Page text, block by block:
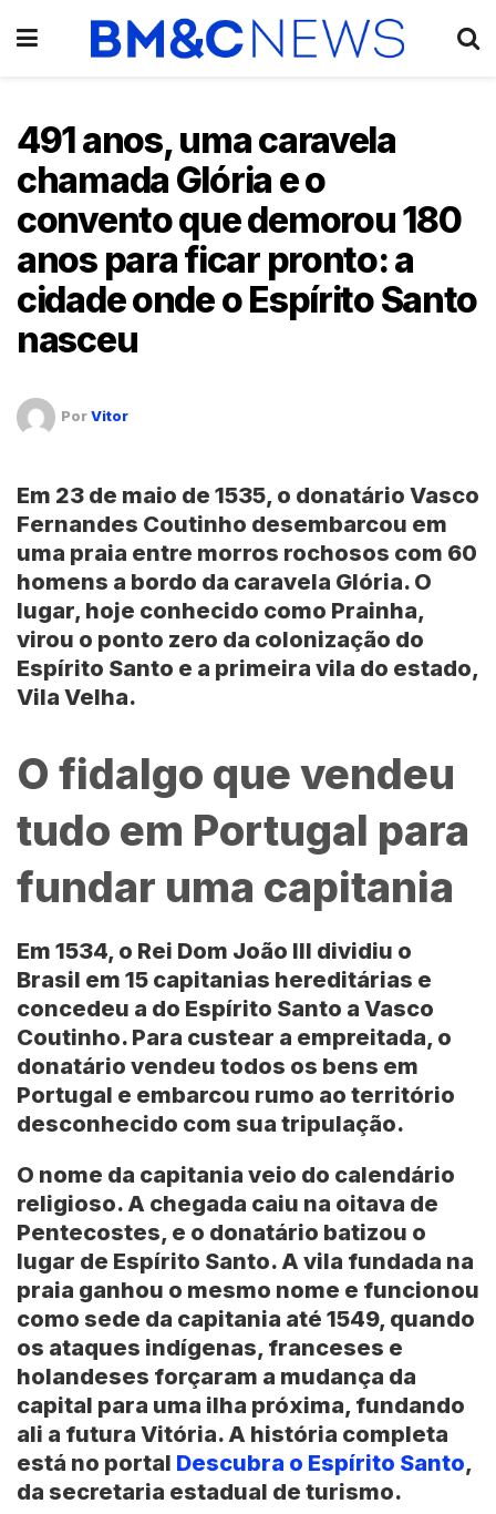
491 anos, uma caravela
chamada Glória e o
convento que demorou 180
anos para ficar pronto: a
cidade onde o Espírito Santo
nasceu
PorVitor
Em 23 de maio de 1535, o donatário Vasco
Fernandes Coutinho desembarcou em
uma praia entre morros rochosos com 60
homens a bordo da caravela Glória. O
lugar, hoje conhecido como Prainha,
virou o ponto zero da colonização do
Espírito Santo e a primeira vila do estado,
Vila Velha.
O fidalgo que vendeu
tudo em Portugal para
fundar uma capitania
Em 1534, o Rei Dom João III dividiu o
Brasil em 15 capitanias hereditárias e
concedeu a do Espírito Santo a Vasco
Coutinho. Para custear a empreitada, o
donatário vendeu todos os bens em
Portugal e embarcou rumo ao território
desconhecido com sua tripulação.
O nome da capitania veio do calendário
religioso. A chegada caiu na oitava de
Pentecostes, e o donatário batizou o
lugar de Espírito Santo. A vila fundada na
praia ganhou o mesmo nome e funcionou
como sede da capitania até 1549, quando
os ataques indígenas, franceses e
holandeses forçaram a mudança da
capital para uma ilha próxima, fundando
ali a futura Vitória. A história completa
está no portal Descubra o Espírito Santo,
da secretaria estadual de turismo.